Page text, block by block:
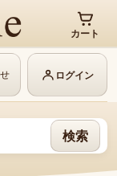
カート
ログイン
検索